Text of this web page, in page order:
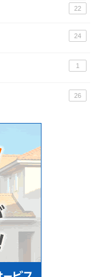
22
24
1
26